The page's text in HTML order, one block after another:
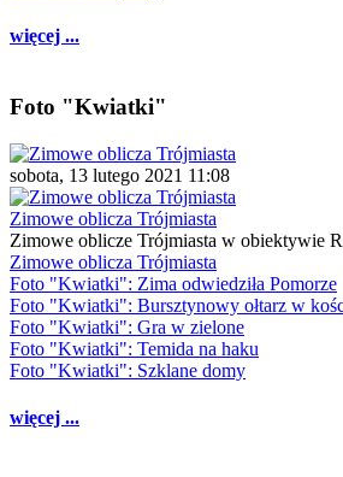
więcej ...
Foto "Kwiatki"
sobota, 13 lutego 2021 11:08
Zimowe oblicza Trójmiasta
Zimowe oblicze Trójmiasta w obiektywie
Zimowe oblicza Trójmiasta
Foto "Kwiatki": Zima odwiedziła Pomorze
Foto "Kwiatki": Bursztynowy ołtarz w
Foto "Kwiatki": Gra w zielone
Foto "Kwiatki": Temida na haku
Foto "Kwiatki": Szklane domy
więcej ...